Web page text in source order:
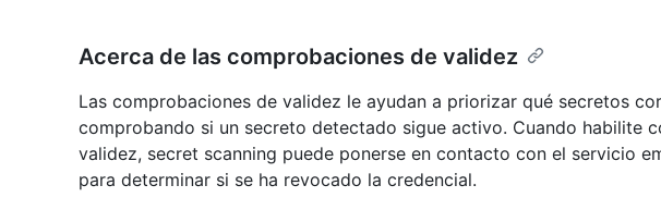
Acerca de las comprobaciones de validez
Las comprobaciones de validez le ayudan a priorizar qué secretos
comprobando si un secreto detectado sigue activo. Cuando habilite
validez, secret scanning puede ponerse en contacto con el servicio
para determinar si se ha revocado la credencial.